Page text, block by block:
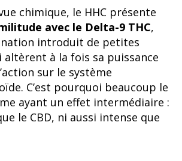
chimique, le HHC présente
avec le Delta-9 THC,
introduit de petites
altèrent à la fois sa puissance
sur le système
C’est pourquoi beaucoup le
ayant un effet intermédiaire :
le CBD, ni aussi intense que